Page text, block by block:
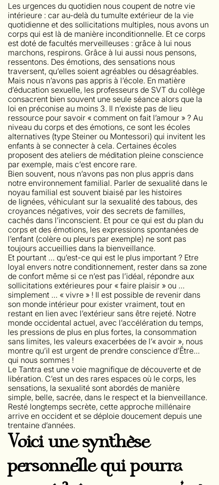
Les urgences du quotidien nous coupent de notre vie
intérieure : car au-delà du tumulte extérieur de la vie
quotidienne et des sollicitations multiples, nous avons un
corps qui est là de manière inconditionnelle. Et ce corps
est doté de facultés merveilleuses : grâce à lui nous
marchons, respirons. Grâce à lui aussi nous pensons,
ressentons. Des émotions, des sensations nous
traversent, qu’elles soient agréables ou désagréables.
Mais nous n’avons pas appris à l’école. En matière
d’éducation sexuelle, les professeurs de SVT du collège
consacrent bien souvent une seule séance alors que la
loi en préconise au moins 3. Il n’existe pas de lieu
ressource pour savoir « comment on fait l’amour » ? Au
niveau du corps et des émotions, ce sont les écoles
alternatives (type Steiner ou Montessori) qui invitent les
enfants à se connecter à cela. Certaines écoles
proposent des ateliers de méditation pleine conscience
par exemple, mais c’est encore rare.
Bien souvent, nous n’avons pas non plus appris dans
notre environnement familial. Parler de sexualité dans le
noyau familial est souvent biaisé par les histoires
de lignées, véhiculant sur la sexualité des tabous, des
croyances négatives, voir des secrets de familles,
cachés dans l’inconscient. Et pour ce qui est du plan du
corps et des émotions, les expressions spontanées de
l’enfant (colère ou pleurs par exemple) ne sont pas
toujours accueillies dans la bienveillance.
Et pourtant … qu’est-ce qui est le plus important ? Etre
loyal envers notre conditionnement, rester dans sa zone
de confort même si ce n’est pas l’idéal, répondre aux
sollicitations extérieures pour « faire plaisir » ou …
simplement … « vivre » ! Il est possible de revenir dans
son monde intérieur pour exister vraiment, tout en
restant en lien avec l’extérieur sans être rejeté. Notre
monde occidental actuel, avec l’accélération du temps,
les pressions de plus en plus fortes, la consommation
sans limites, les valeurs exacerbées de l’« avoir », nous
montre qu’il est urgent de prendre conscience d’Être…
qui nous sommes !
Le Tantra est une voie magnifique de découverte et de
libération. C’est un des rares espaces où le corps, les
sensations, la sexualité sont abordés de manière
simple, belle, sacrée, dans le respect et la bienveillance.
Resté longtemps secrète, cette approche millénaire
arrive en occident et se déploie doucement depuis une
trentaine d’années.
Voici une synthèse
personnelle qui pourra